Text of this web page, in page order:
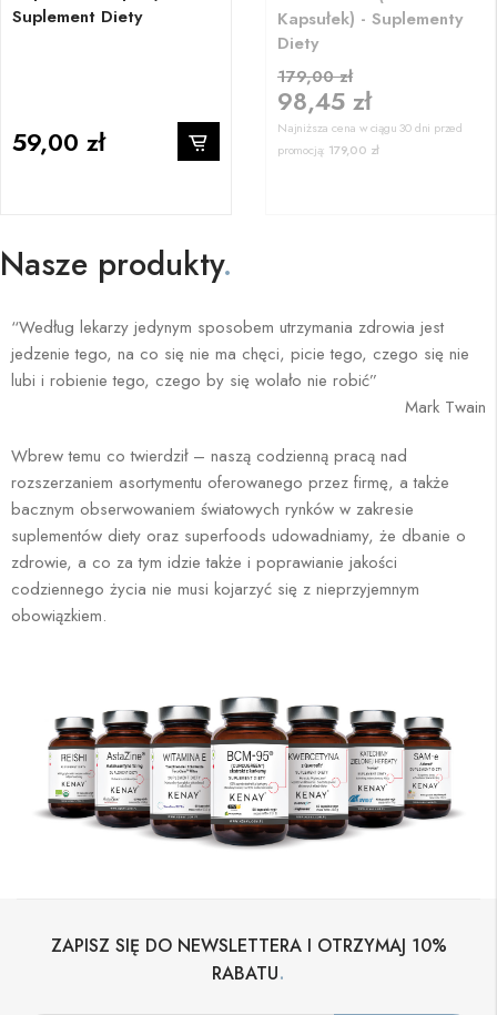
Suplement Diety
59,00 zł
Kapsułek) - Suplementy
Diety
179,00 zł
98,45 zł
Najniższa cena w ciągu 30 dni przed
promocją: 179,00 zł
Nasze produkty.
“Według lekarzy jedynym sposobem utrzymania zdrowia jest
jedzenie tego, na co się nie ma chęci, picie tego, czego się nie
lubi i robienie tego, czego by się wolało nie robić”
Mark Twain
Wbrew temu co twierdził – naszą codzienną pracą nad
rozszerzaniem asortymentu oferowanego przez firmę, a także
bacznym obserwowaniem światowych rynków w zakresie
suplementów diety oraz superfoods udowadniamy, że dbanie o
zdrowie, a co za tym idzie także i poprawianie jakości
codziennego życia nie musi kojarzyć się z nieprzyjemnym
obowiązkiem.
ZAPISZ SIĘ DO NEWSLETTERA I OTRZYMAJ 10%
RABATU.